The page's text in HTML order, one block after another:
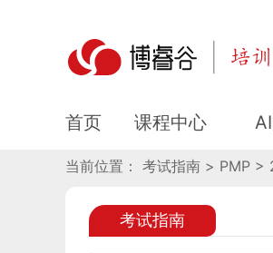
2025 年想拿
首页 课程中心
当前位置： 考试指南 > PMP >
考试指南